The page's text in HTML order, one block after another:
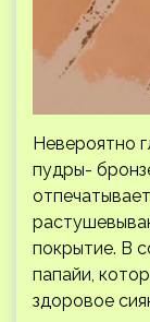
Невероятно
пудры-
покрытие. В
папайи,
здоровое